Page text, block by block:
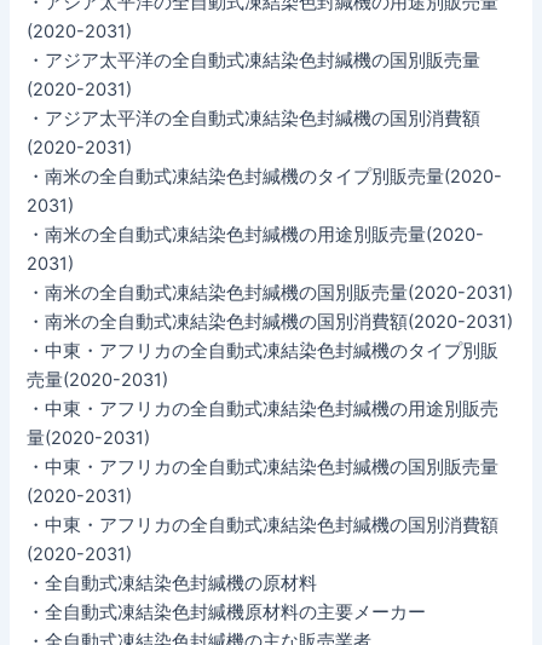
(2020-2031)
・アジア太平洋の全自動式凍結染色封緘機の国別販売量
(2020-2031)
・アジア太平洋の全自動式凍結染色封緘機の国別消費額
(2020-2031)
・南米の全自動式凍結染色封緘機のタイプ別販売量(2020-
2031)
・南米の全自動式凍結染色封緘機の用途別販売量(2020-
2031)
・南米の全自動式凍結染色封緘機の国別販売量(2020-2031)
・南米の全自動式凍結染色封緘機の国別消費額(2020-2031)
・中東・アフリカの全自動式凍結染色封緘機のタイプ別販
売量(2020-2031)
・中東・アフリカの全自動式凍結染色封緘機の用途別販売
量(2020-2031)
・中東・アフリカの全自動式凍結染色封緘機の国別販売量
(2020-2031)
・中東・アフリカの全自動式凍結染色封緘機の国別消費額
(2020-2031)
・全自動式凍結染色封緘機の原材料
・全自動式凍結染色封緘機原材料の主要メーカー